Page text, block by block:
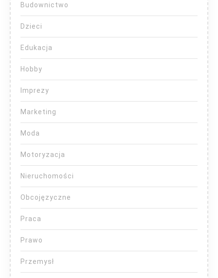
Budownictwo
Dzieci
Edukacja
Hobby
Imprezy
Marketing
Moda
Motoryzacja
Nieruchomości
Obcojęzyczne
Praca
Prawo
Przemysł